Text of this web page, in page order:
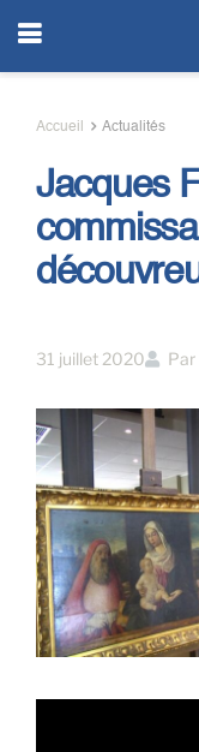
Accueil Actualités
Jacques
31 juillet 2020 Par